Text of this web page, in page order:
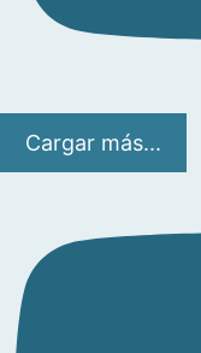
Cargar más...